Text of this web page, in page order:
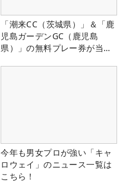
「潮来CC（茨城県）」＆「鹿
児島ガーデンGC（鹿児島
県）」の無料プレー券が当た
今年も男女プロが強い「キャ
ロウェイ」のニュース一覧は
こちら！